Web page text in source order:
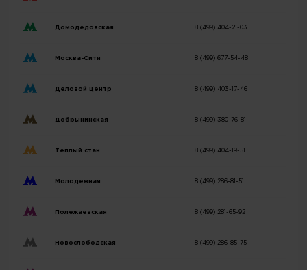
Домодедовская 8 (499) 404-21-03
Москва-Сити 8 (499) 677-54-48
Деловой центр 8 (499) 403-17-46
Добрынинская 8 (499) 380-76-81
Теплый стан 8 (499) 404-19-51
Молодежная 8 (499) 286-81-51
Полежаевская 8 (499) 281-65-92
Новослободская 8 (499) 286-85-75